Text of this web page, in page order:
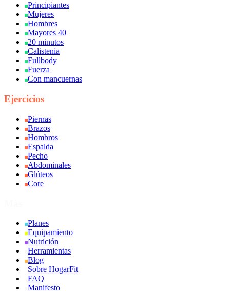
Principiantes
Mujeres
Hombres
Mayores 40
20 minutos
Calistenia
Fullbody
Fuerza
Con mancuernas
Ejercicios
Piernas
Brazos
Hombros
Espalda
Pecho
Abdominales
Glúteos
Core
Planes
Equipamiento
Nutrición
Herramientas
Blog
Sobre HogarFit
FAQ
Manifesto